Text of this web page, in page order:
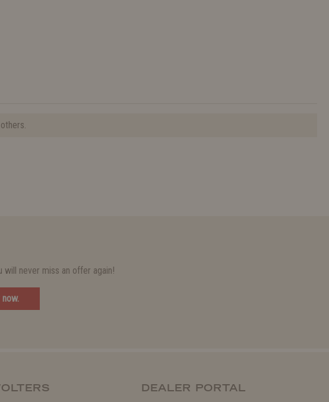
will never miss an offer again!
DEALER PORTAL